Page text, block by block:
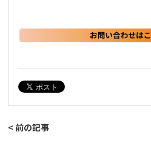
< 前の記事